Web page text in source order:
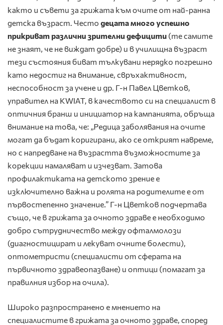
както и съвети за грижата към очите от най-ранна
детска възраст. Често децата много успешно
прикриват различни зрителни дефицити (те самите
не знаят, че не виждат добре) и в училищна възраст
тези състояния биват тълкувани нерядко погрешно
като недостиг на внимание, свръхактивност,
неспособност за учене и др. Г-н Павел Цветков,
управител на KWIAT, в качеството си на специалист в
оптичния бранш и инициатор на кампанията, обръща
внимание на това, че: „Редица заболявания на очите
могат да бъдат коригирани, ако се открият навреме,
но с напредване на възрастта възможностите за
корекции намаляват и изчезват. Затова
профилактиката на детското зрение е
изключително важна и ролята на родителите е от
първостепенно значение.” Г-н Цветков подчертава
също, че в грижата за очното здраве е необходимо
добро сътрудничество между офталмолози
(диагностицират и лекуват очните болести),
оптометристи (специалисти от сферата на
първичното здравеопазване) и оптици (помагат за
правилния избор на очила).
Широко разпространено е мнението на
специалистите в грижата за очното здраве, според